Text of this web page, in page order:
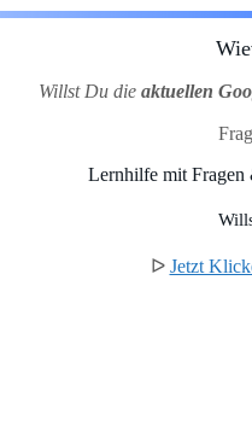
Willst Du die aktuellen
Lernhilfe mit Fragen
ᐅ Jetzt